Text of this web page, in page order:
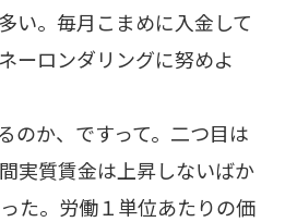
い。毎月こまめに入金して
ーロンダリングに努めよ
のか、ですって。二つ目は
実質賃金は上昇しないばか
た。労働１単位あたりの価